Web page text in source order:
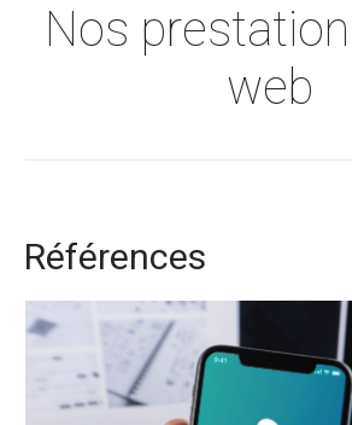
Nos
web
Références